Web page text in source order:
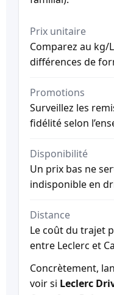
Prix unitaire
Comparez au kg/
différences de
Promotions
Surveillez les
fidélité selon
Disponibilité
Un prix bas ne
indisponible en
Distance
Le coût du trajet
entre Leclerc et
Concrètement,
voir si Leclerc